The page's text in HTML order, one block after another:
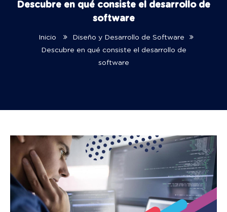
Descubre en qué consiste el desarrollo de
software
Inicio
Diseño y Desarrollo de Software
Descubre en qué consiste el desarrollo de
software